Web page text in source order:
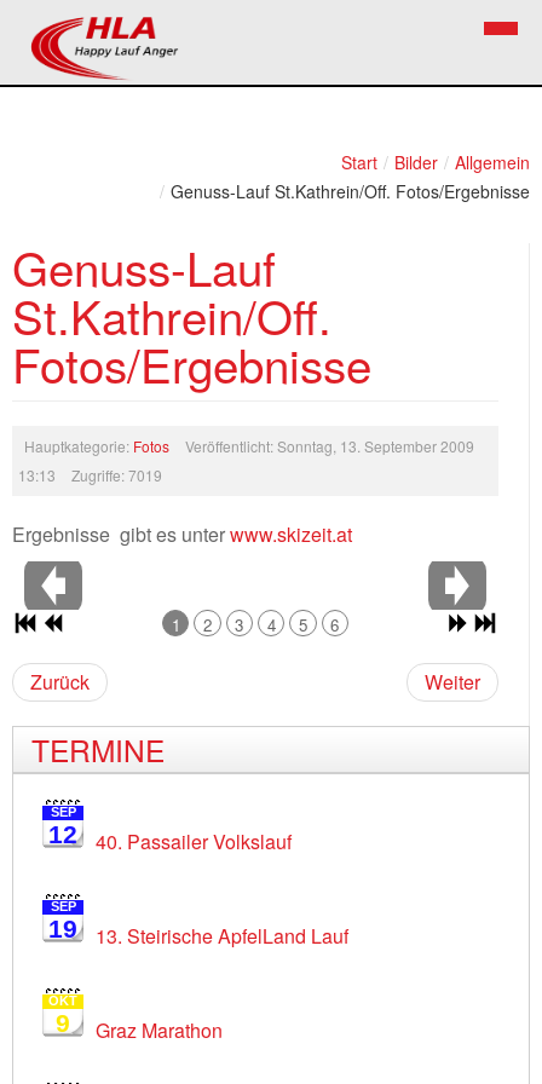
Start / Bilder / Allgemein
/ Genuss-Lauf St.Kathrein/Off. Fotos/Ergebnisse
Genuss-Lauf
St.Kathrein/Off.
Fotos/Ergebnisse
Hauptkategorie: Fotos
Veröffentlicht: Sonntag, 13. September 2009
13:13
Zugriffe: 7019
Ergebnisse gibt es unterwww.skizeit.at
1 2 3 4 5 6
Zurück Weiter
TERMINE
SEP
12 40. Passailer Volkslauf
SEP
19 13. Steirische ApfelLand Lauf
OKT
9 Graz Marathon
Kontakt
Mitglied werden
Bezirkslaufcup
Volkslauf
Firekids
Links